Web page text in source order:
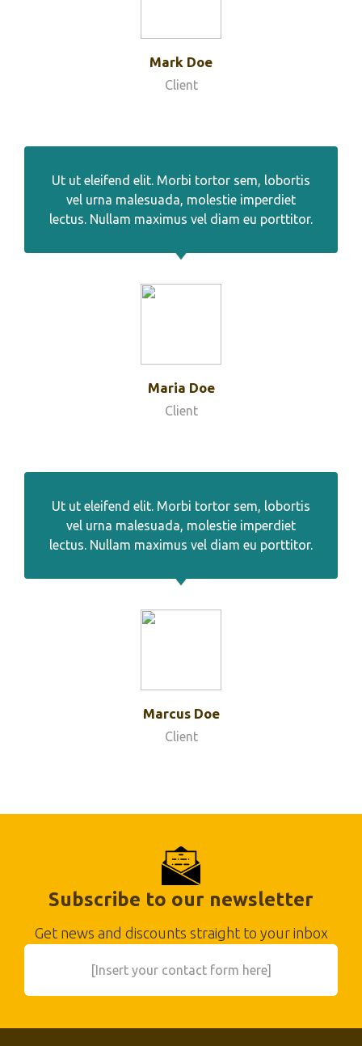
Mark Doe
Client
Ut ut eleifend elit. Morbi tortor sem, lobortis
vel urna malesuada, molestie imperdiet
lectus. Nullam maximus vel diam eu porttitor.
Maria Doe
Client
Ut ut eleifend elit. Morbi tortor sem, lobortis
vel urna malesuada, molestie imperdiet
lectus. Nullam maximus vel diam eu porttitor.
Marcus Doe
Client
Subscribe to our newsletter
Get news and discounts straight to your inbox
[Insert your contact form here]